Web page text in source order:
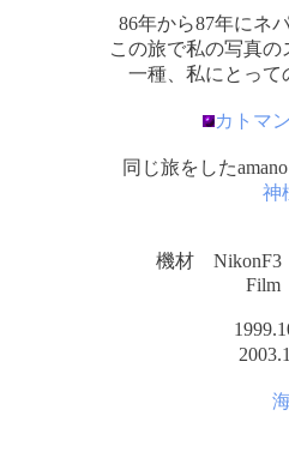
86年から87年にネ
この旅で私の写真
一種、私にとって
カトマ
同じ旅をした
神
機材 NikonF3